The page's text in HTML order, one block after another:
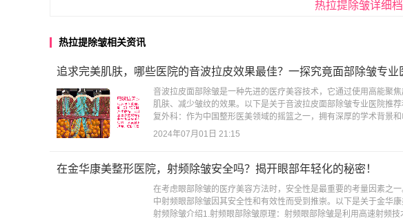
热拉提除皱详细
热拉提除皱相关资讯
追求完美肌肤，哪些医院的音波拉皮效果最佳？一探究竟面部除皱专业
音波拉皮面部除皱是一种先进的医疗美容技术，它通过使用高能聚
肌肤、减少皱纹的效果。以下是关于音波拉皮面部除皱专业医院推
复外科：作为中国整形医美领域的摇篮之一，拥有深厚的学术背景
2024年07月01日 21:15
在金华康美整形医院，射频除皱安全吗？揭开眼部年轻化的秘密！
在考虑眼部除皱的医疗美容方法时，安全性是最重要的考量因素之
中射频眼部除皱因其安全性和有效性而受到推崇。以下是关于金华
射频除皱介绍1.射频眼部除皱原理：射频眼部除皱是利用高速射频